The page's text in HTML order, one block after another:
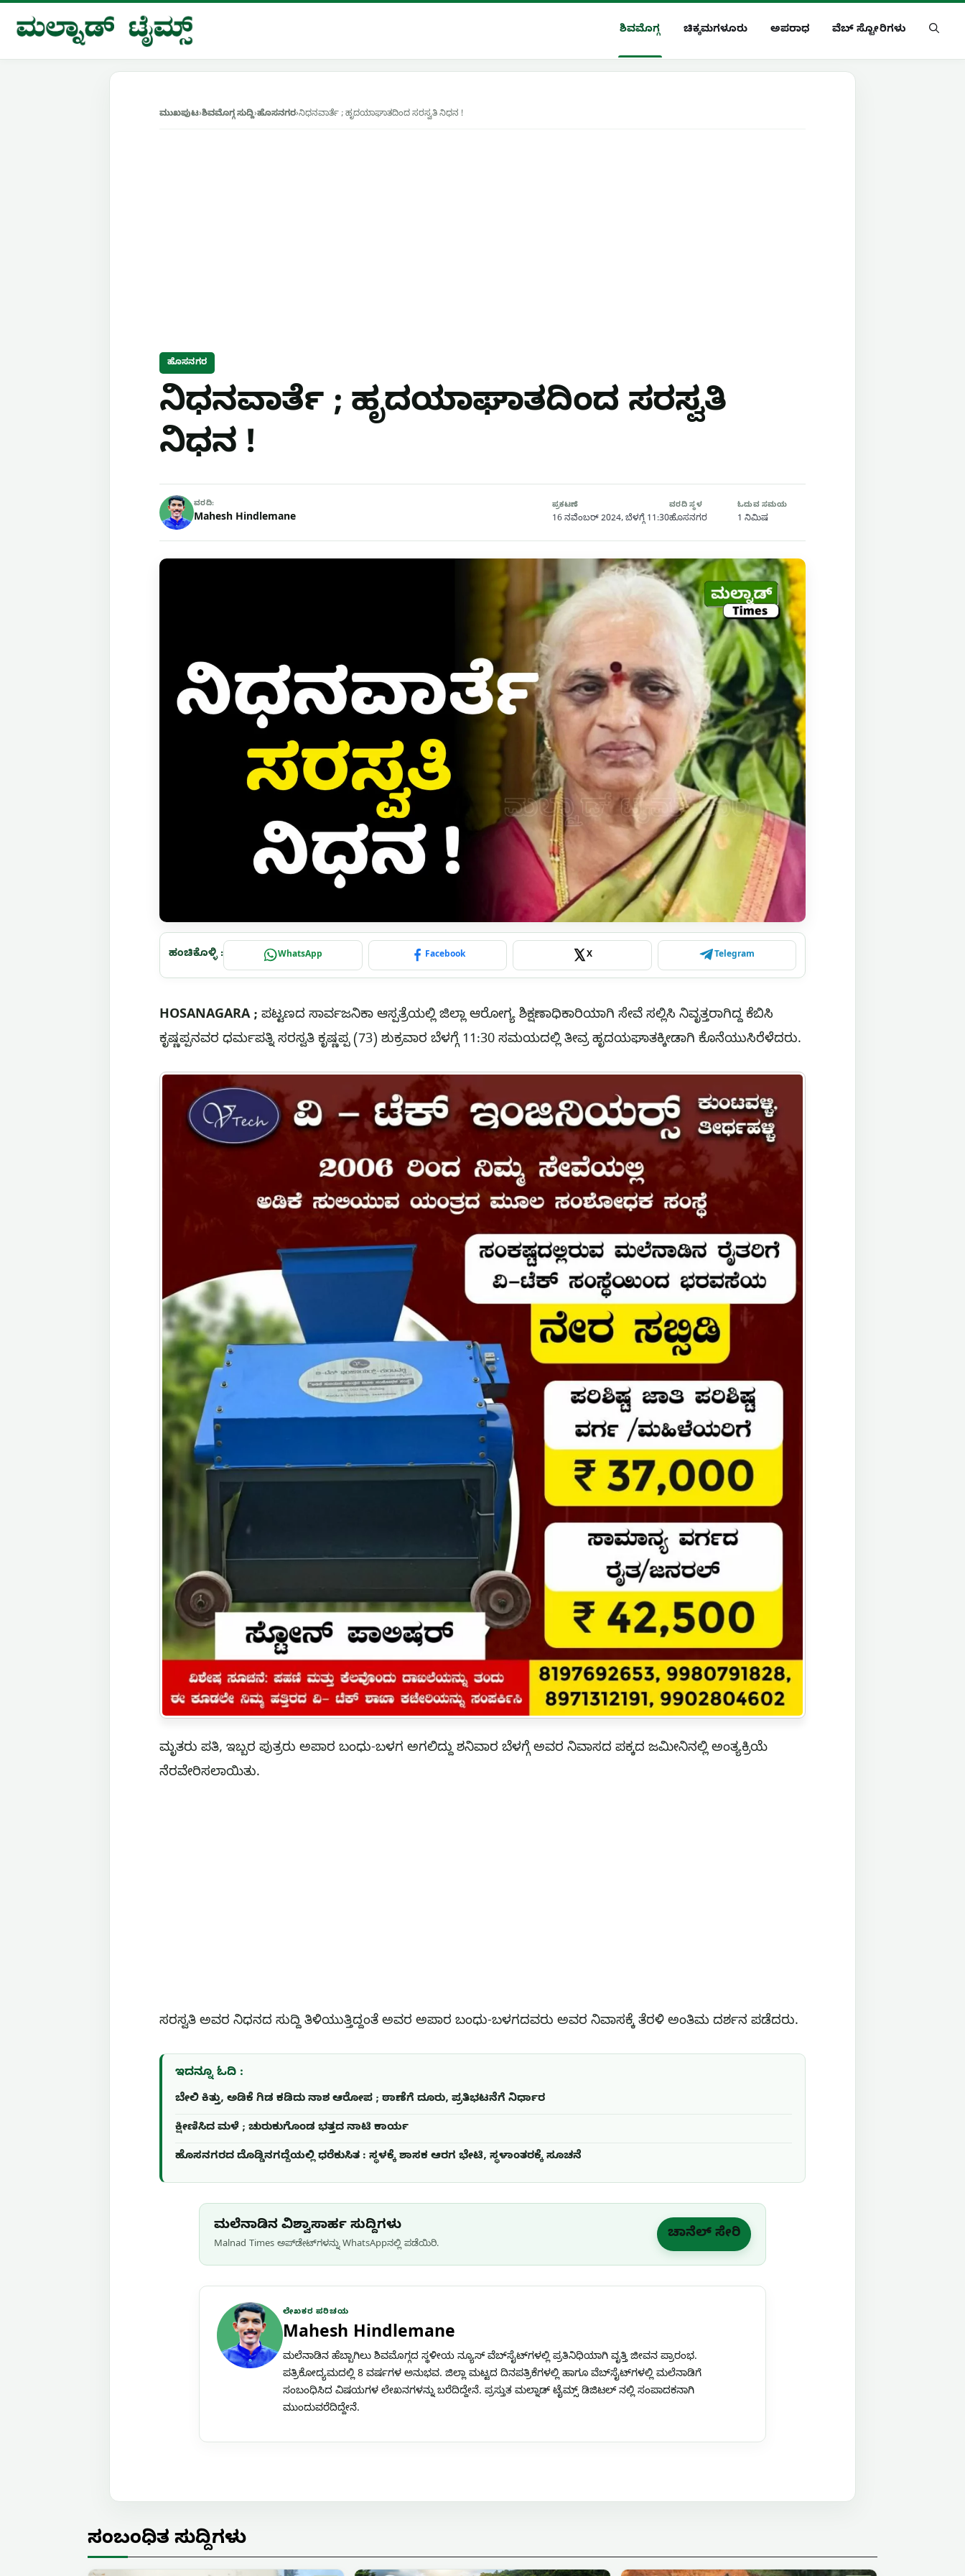
Skip
ಶಿವಮೊಗ್ಗ ಚಿಕ್ಕಮಗಳೂರು ಅಪರಾಧ ವೆಬ್ ಸ್ಟೋರಿಗಳು
ಮುಖಪುಟ›ಶಿವಮೊಗ್ಗ ಸುದ್ದಿ›ಹೊಸನಗರ›ನಿಧನವಾರ್ತೆ ; ಹೃದಯಾಘಾತದಿಂದ ಸರಸ್ವತಿ ನಿಧನ !
ಹೊಸನಗರ
ನಿಧನವಾರ್ತೆ ; ಹೃದಯಾಘಾತದಿಂದ ಸರಸ್ವತಿ
ನಿಧನ !
ವರದಿ:
Mahesh Hindlemane
ಪ್ರಕಟಣೆ
16 ನವೆಂಬರ್ 2024, ಬೆಳಗ್ಗೆ 11:30
ವರದಿ ಸ್ಥಳ
ಹೊಸನಗರ
ಓದುವ ಸಮಯ
1 ನಿಮಿಷ
ಹಂಚಿಕೊಳ್ಳಿ : WhatsApp Facebook X Telegram
HOSANAGARA ; ಪಟ್ಟಣದ ಸಾರ್ವಜನಿಕಾ ಆಸ್ಪತ್ರೆಯಲ್ಲಿ ಜಿಲ್ಲಾ ಆರೋಗ್ಯ ಶಿಕ್ಷಣಾಧಿಕಾರಿಯಾಗಿ ಸೇವೆ ಸಲ್ಲಿಸಿ ನಿವೃತ್ತರಾಗಿದ್ದ ಕೆಬಿಸಿ
ಕೃಷ್ಣಪ್ಪನವರ ಧರ್ಮಪತ್ನಿ ಸರಸ್ವತಿ ಕೃಷ್ಣಪ್ಪ (73) ಶುಕ್ರವಾರ ಬೆಳಗ್ಗೆ 11:30 ಸಮಯದಲ್ಲಿ ತೀವ್ರ ಹೃದಯಘಾತಕ್ಕೀಡಾಗಿ ಕೊನೆಯುಸಿರೆಳೆದರು.
ಮೃತರು ಪತಿ, ಇಬ್ಬರ ಪುತ್ರರು ಅಪಾರ ಬಂಧು-ಬಳಗ ಅಗಲಿದ್ದು ಶನಿವಾರ ಬೆಳಗ್ಗೆ ಅವರ ನಿವಾಸದ ಪಕ್ಕದ ಜಮೀನಿನಲ್ಲಿ ಅಂತ್ಯಕ್ರಿಯೆ
ನೆರವೇರಿಸಲಾಯಿತು.
ಸರಸ್ವತಿ ಅವರ ನಿಧನದ ಸುದ್ದಿ ತಿಳಿಯುತ್ತಿದ್ದಂತೆ ಅವರ ಅಪಾರ ಬಂಧು-ಬಳಗದವರು ಅವರ ನಿವಾಸಕ್ಕೆ ತೆರಳಿ ಅಂತಿಮ ದರ್ಶನ ಪಡೆದರು.
ಇದನ್ನೂ ಓದಿ :
ಬೇಲಿ ಕಿತ್ತು, ಅಡಿಕೆ ಗಿಡ ಕಡಿದು ನಾಶ ಆರೋಪ ; ಠಾಣೆಗೆ ದೂರು, ಪ್ರತಿಭಟನೆಗೆ ನಿರ್ಧಾರ
ಕ್ಷೀಣಿಸಿದ ಮಳೆ ; ಚುರುಕುಗೊಂಡ ಭತ್ತದ ನಾಟಿ ಕಾರ್ಯ
ಹೊಸನಗರದ ದೊಡ್ಡಿನಗದ್ದೆಯಲ್ಲಿ ಧರೆಕುಸಿತ : ಸ್ಥಳಕ್ಕೆ ಶಾಸಕ ಆರಗ ಭೇಟಿ, ಸ್ಥಳಾಂತರಕ್ಕೆ ಸೂಚನೆ
ಮಲೆನಾಡಿನ ವಿಶ್ವಾಸಾರ್ಹ ಸುದ್ದಿಗಳು
Malnad Times ಅಪ್‌ಡೇಟ್‌ಗಳನ್ನು WhatsApp‌ನಲ್ಲಿ ಪಡೆಯಿರಿ.
ಚಾನೆಲ್ ಸೇರಿ
ಲೇಖಕರ ಪರಿಚಯ
Mahesh Hindlemane
ಮಲೆನಾಡಿನ ಹೆಬ್ಬಾಗಿಲು ಶಿವಮೊಗ್ಗದ ಸ್ಥಳೀಯ ನ್ಯೂಸ್ ವೆಬ್‌ಸೈಟ್‌ಗಳಲ್ಲಿ ಪ್ರತಿನಿಧಿಯಾಗಿ ವೃತ್ತಿ ಜೀವನ ಪ್ರಾರಂಭ.
ಪತ್ರಿಕೋದ್ಯಮದಲ್ಲಿ 8 ವರ್ಷಗಳ ಅನುಭವ. ಜಿಲ್ಲಾ ಮಟ್ಟದ ದಿನಪತ್ರಿಕೆಗಳಲ್ಲಿ ಹಾಗೂ ವೆಬ್‌ಸೈಟ್‌ಗಳಲ್ಲಿ ಮಲೆನಾಡಿಗೆ
ಸಂಬಂಧಿಸಿದ ವಿಷಯಗಳ ಲೇಖನಗಳನ್ನು ಬರೆದಿದ್ದೇನೆ. ಪ್ರಸ್ತುತ ಮಲ್ನಾಡ್ ಟೈಮ್ಸ್ ಡಿಜಿಟಲ್ ನಲ್ಲಿ ಸಂಪಾದಕನಾಗಿ
ಮುಂದುವರೆದಿದ್ದೇನೆ.
ಸಂಬಂಧಿತ ಸುದ್ದಿಗಳು